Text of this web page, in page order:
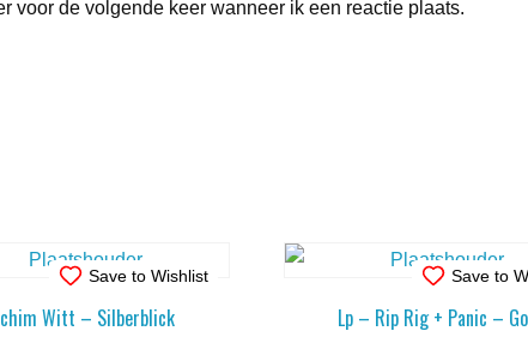
voor de volgende keer wanneer ik een reactie plaats.
Save to Wishlist
Witt – Silberblick
Save to
Lp – Rip Rig + Panic –